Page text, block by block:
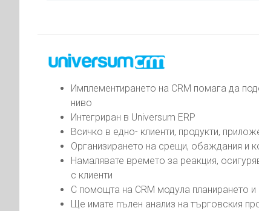
Имплементирането на CRM помага да
ниво
Интегриран в Universum ERP
Всичко в едно- клиенти, продукти,
Организирането на срещи, обаждания и
Намалявате времето за реакция,
с клиенти
С помощта на CRM модула планирането
Ще имате пълен анализ на търговския